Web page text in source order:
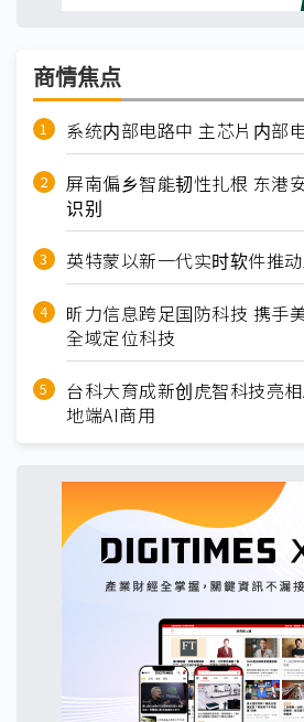
商情焦点
系统内部电路中 主芯片内部
屏南偏乡智能韧性扎根 东港
识别
英特蒙以新一代实时软件推
昕力信息跨足国防科技 携手
全域定位科技
台科大育成新创虎智科技亮
地端AI商用